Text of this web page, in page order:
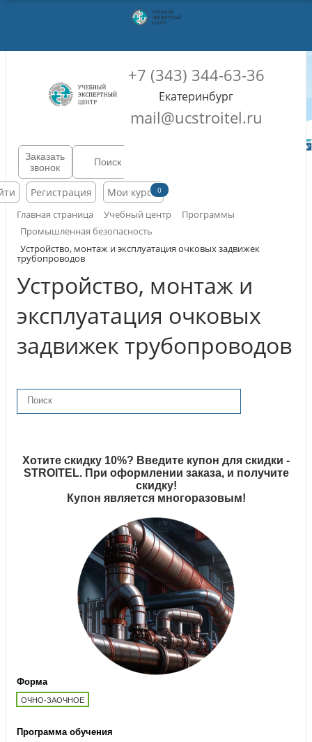
+7 (343) 344-63-36
Екатеринбург
mail@ucstroitel.ru
Заказать
звонок
Регистрация Мои курсы0
Главная страница Учебный центр
Программы
Промышленная безопасность
Устройство, монтаж и эксплуатация очковых задвижек
трубопроводов
Устройство, монтаж и
эксплуатация очковых
задвижек трубопроводов
Хотите скидку 10%? Введите купон для скидки -
STROITEL. При оформлении заказа, и получите
скидку!
Купон является многоразовым!
Форма
ОЧНО-ЗАОЧНОЕ
Программа обучения